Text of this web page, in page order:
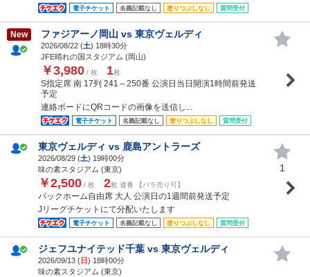
電子チケット 名義記載なし 塗りつぶしなし 質問受付
New ファジアーノ岡山 vs 東京ヴェルディ
2026/08/22 (土) 18時30分
JFE晴れの国スタジアム (岡山)
￥3,980 / 枚 1枚
S指定席 南 17列 241～250番 公演日当日開演1時間前発送
予定
連絡ボードにQRコードの画像を送信し...
電子チケット 名義記載なし 塗りつぶしなし 質問受付
東京ヴェルディ vs 鹿島アントラーズ
2026/08/29 (土) 19時00分
味の素スタジアム (東京)
￥2,500 / 枚 2枚 連番 【バラ売り可】
バックホーム自由席 大人 公演日の1週間前発送予定
Jリーグチケットにて分配いたします
電子チケット 名義記載なし 塗りつぶしなし 質問受付
1
ジェフユナイテッド千葉 vs 東京ヴェルディ
2026/09/13 (日) 18時00分
味の素スタジアム (東京)